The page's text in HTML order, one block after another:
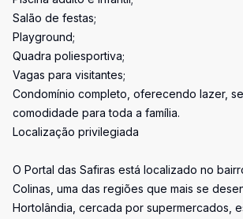
Salão de festas;
Playground;
Quadra poliesportiva;
Vagas para visitantes;
Condomínio completo, oferecendo lazer,
comodidade para toda a família.
Localização privilegiada
O Portal das Safiras está localizado no
Colinas, uma das regiões que mais se
Hortolândia, cercada por supermercados,